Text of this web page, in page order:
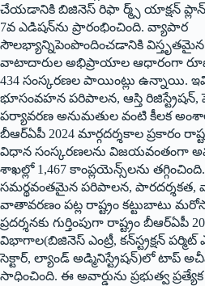
చేయడానికి బిజినెస్‌ రిఫా ర్మ్స్‌ యాక్షన్‌ ప్లాన్‌
7వ ఎడిషన్‌ను ప్రారంభించింది. వ్యాపార
సౌలభ్యాన్నిపెంపొందించడానికి విస్తృతమైన
వాటాదారుల అభిప్రాయాల ఆధారంగా
434 సంస్కరణల పాయింట్లు ఉన్నాయి. ఇవి
భూసంవహన పరిపాలన, ఆస్తి రిజిస్ట్రేషన్‌,
పర్యావరణ అనుమతుల వంటి కీలక
బీఆర్ఏపీ 2024 మార్గదర్శకాల ప్రకారం
విధాన సంస్కరణలను విజయవంతంగా
శాఖల్లో 1,467 కాంప్లయెన్స్‌లను
సమర్థవంతమైన పరిపాలన, పారదర్శకత,
వాతావరణం పట్ల రాష్ట్రం కట్టుబాటు
ప్రదర్శనకు గుర్తింపుగా రాష్ట్రం బీఆర్ఏపీ
విభాగాల(బిజినెస్‌ ఎంట్రీ, కన్‌స్ట్రక్షన్‌ పర్మిట్‌
సెక్టార్‌, ల్యాండ్‌ అడ్మినిస్ట్రేషన్‌)లో టాప్‌
సాధించింది. ఈ అవార్డును ప్రభుత్వ